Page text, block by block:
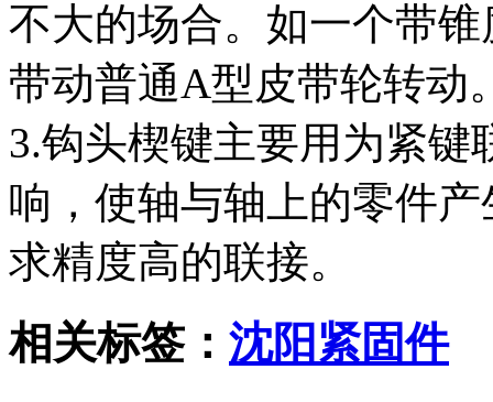
不大的场合。如一个带
带动普通A型皮带轮转动
3.钩头楔键主要用为紧键
响，使轴与轴上的零件
求精度高的联接。
相关标签： 沈阳紧固件